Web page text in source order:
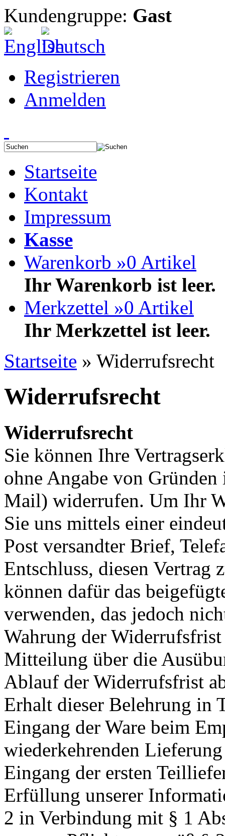
Kundengruppe: Gast
Registrieren
Anmelden
Startseite
Kontakt
Impressum
Kasse
Warenkorb »0 Artikel
Ihr Warenkorb ist leer.
Merkzettel »0 Artikel
Ihr Merkzettel ist leer.
Startseite » Widerrufsrecht
Widerrufsrecht
Widerrufsrecht
Sie können Ihre
ohne Angabe von
Mail) widerrufen. Um Ihr
Sie uns mittels einer
Post versandter Brief,
Entschluss, diesen
können dafür das
verwenden, das jedoch
Wahrung der Widerrufsfrist
Mitteilung über die
Ablauf der Widerrufsfrist
Erhalt dieser Belehrung in
Eingang der Ware beim
wiederkehrenden
Eingang der ersten
Erfüllung unserer
2 in Verbindung mit § 1